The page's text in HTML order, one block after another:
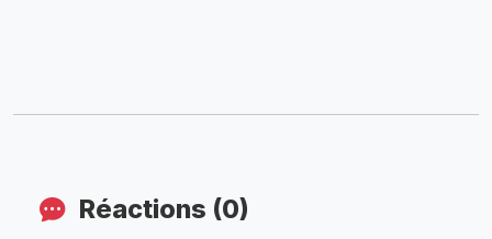
Réactions (0)